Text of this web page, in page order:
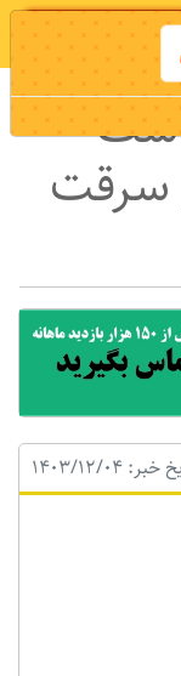
دانلود اپلیکیشن
سرقت
1403/12/04